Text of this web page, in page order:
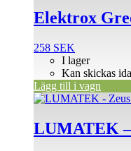
Elektrox
258 SEK
I lager
Kan skickas
Lägg till i vagn
LUMATEK –